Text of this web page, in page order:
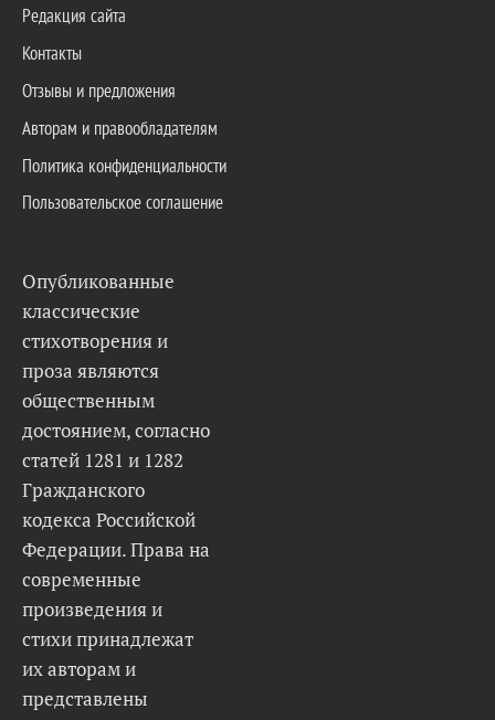
Редакция сайта
Контакты
Отзывы и предложения
Авторам и правообладателям
Политика конфиденциальности
Пользовательское соглашение
Опубликованные
классические
стихотворения и
проза являются
общественным
достоянием, согласно
статей 1281 и 1282
Гражданского
кодекса Российской
Федерации. Права на
современные
произведения и
стихи принадлежат
их авторам и
представлены